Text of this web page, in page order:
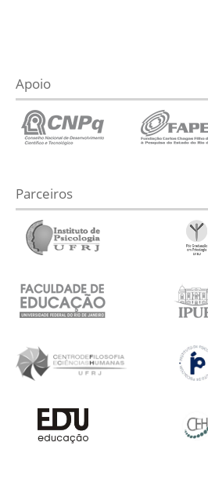
Apoio
Parceiros